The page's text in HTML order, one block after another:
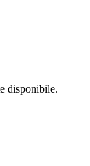
disponibile.